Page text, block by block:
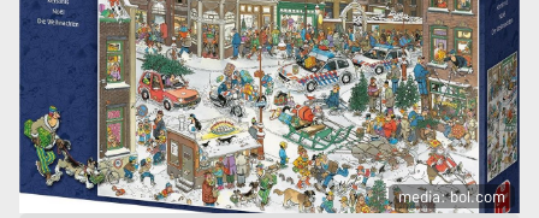
media: bol.com